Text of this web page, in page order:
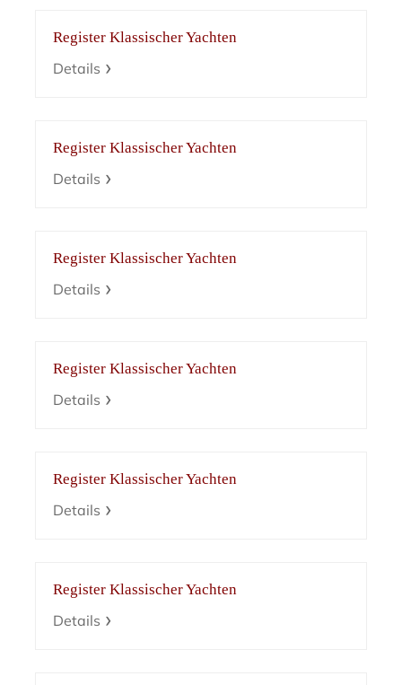
Register Klassischer Yachten
Details
Register Klassischer Yachten
Details
Register Klassischer Yachten
Details
Register Klassischer Yachten
Details
Register Klassischer Yachten
Details
Register Klassischer Yachten
Details